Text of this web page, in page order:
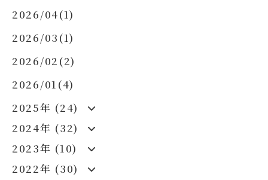
2026/04(1)
2026/03(1)
2026/02(2)
2026/01(4)
2025年 (24)
2024年 (32)
2023年 (10)
2022年 (30)